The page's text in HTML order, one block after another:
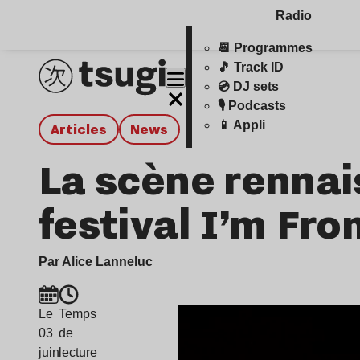
Radio
📆 Programmes
🎵 Track ID
💿 DJ sets
🎙️ Podcasts
📱 Appli
Articles news
La scène
festival I’m
Par Alice Lanneluc
Le
03
juin
Temps
de
lecture